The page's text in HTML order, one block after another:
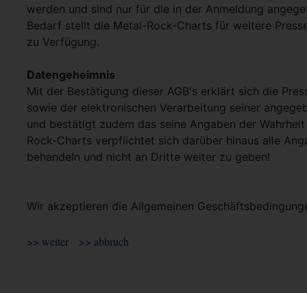
werden und sind nur für die in der Anmeldung
Bedarf stellt die Metal-Rock-Charts für weitere
zu Verfügung.
Datengeheimnis
Mit der Bestätigung dieser AGB's erklärt sich die
sowie der elektronischen Verarbeitung seiner
und bestätigt zudem das seine Angaben der
Rock-Charts verpflichtet sich darüber hinaus alle
behandeln und nicht an Dritte weiter zu geben!
Wir akzeptieren die Allgemeinen